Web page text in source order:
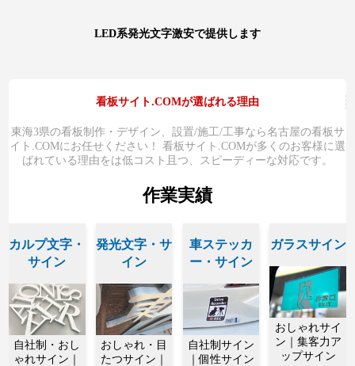
LED系発光文字激安で提供します
看板サイト.COMが選ばれる理由
東海3県の看板制作・デザイン、設置/施工/工事なら名古屋の看板サ
イト.COMにお任せください！ 看板サイト.COMが多くのお客様に選
ばれている理由をは低コスト且つ、スピーディーな対応です。
作業実績
カルプ文字・
サイン
自社制・おし
ゃれサイン｜
発光文字・サ
イン
おしゃれ・目
たつサイン｜
車ステッカ
ー・サイン
自社制サイン
｜個性サイン
ガラスサイン
おしゃれサイ
ン｜集客力ア
ップサイン